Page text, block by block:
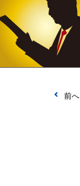
前へ